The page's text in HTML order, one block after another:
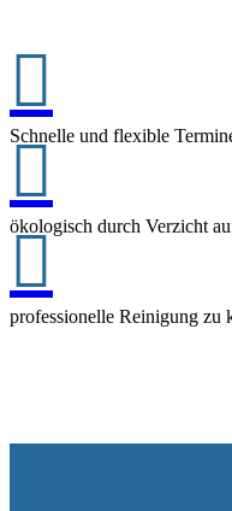

Schnelle und flexible

ökologisch durch Verzicht

professionelle Reinigung zu